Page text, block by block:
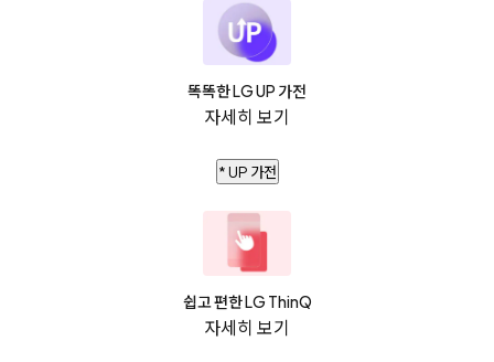
똑똑한 LG UP 가전
자세히 보기
* UP 가전
쉽고 편한 LG ThinQ
자세히 보기